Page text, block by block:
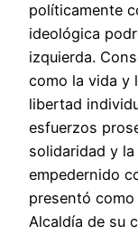
políticamente
ideológica
izquierda.
como la vida y
libertad
esfuerzos
solidaridad y
empedernido
presentó
Alcaldía de su